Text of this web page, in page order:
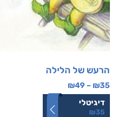
הרעש של הלילה
₪35
–
₪49
דיגיטלי
₪35